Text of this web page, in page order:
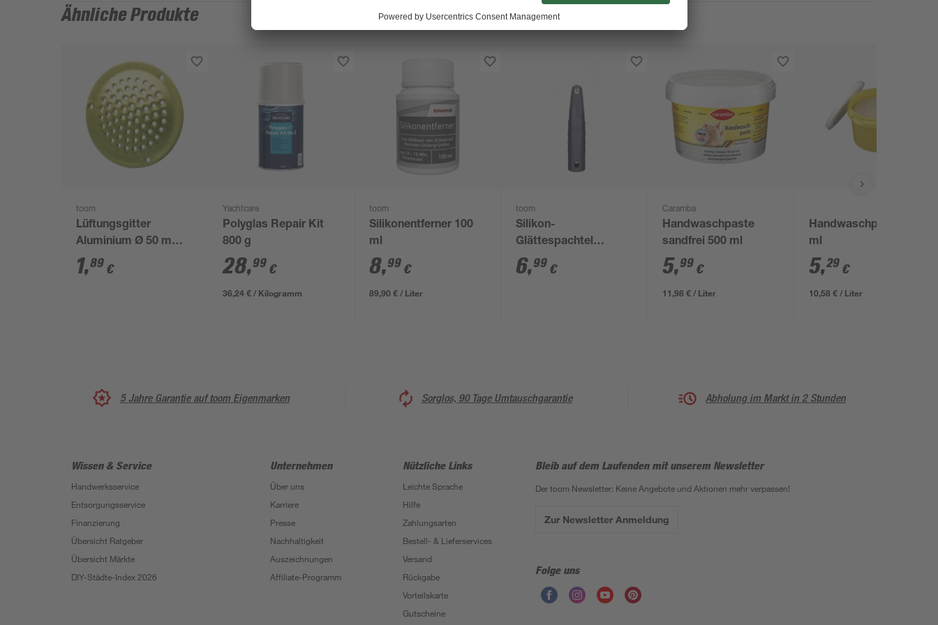
Ähnliche Produkte
toom
Lüftungsgitter
Aluminium Ø 50 mm
goldfarben
1,89 €
Yachtcare
Polyglas Repair Kit
800 g
28,99 €
36,24 € / Kilogramm
toom
Silikonentferner 100
ml
8,99 €
89,90 € / Liter
toom
Silikon-
Glättespachtel
"Unifix"
6,99 €
Caramba
Handwaschpaste
sandfrei 500 ml
5,99 €
11,98 € / Liter
Handwaschpaste 500
ml
5,29 €
10,58 € / Liter
5 Jahre Garantie auf toom Eigenmarken Sorglos, 90 Tage Umtauschgarantie Abholung im Markt in 2 Stunden
Wissen & Service
Handwerksservice
Entsorgungsservice
Finanzierung
Übersicht Ratgeber
Übersicht Märkte
DIY-Städte-Index 2026
Unternehmen
Über uns
Karriere
Presse
Nachhaltigkeit
Auszeichnungen
Affiliate-Programm
Nützliche Links
Leichte Sprache
Hilfe
Zahlungsarten
Bestell- & Lieferservices
Versand
Rückgabe
Vorteilskarte
Gutscheine
Bleib auf dem Laufenden mit unserem Newsletter
Der toom Newsletter: Keine Angebote und Aktionen mehr verpassen!
Zur Newsletter Anmeldung
Folge uns